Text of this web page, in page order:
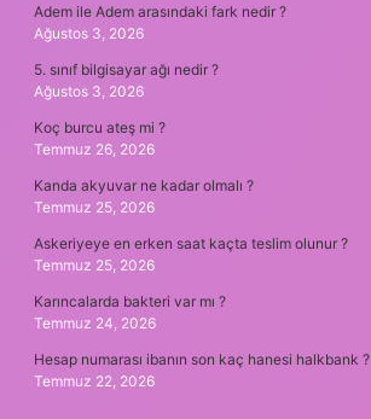
Adem ile Adem arasındaki fark nedir ?
Ağustos 3, 2026
5. sınıf bilgisayar ağı nedir ?
Ağustos 3, 2026
Koç burcu ateş mi ?
Temmuz 26, 2026
Kanda akyuvar ne kadar olmalı ?
Temmuz 25, 2026
Askeriyeye en erken saat kaçta teslim olunur ?
Temmuz 25, 2026
Karıncalarda bakteri var mı ?
Temmuz 24, 2026
Hesap numarası ibanın son kaç hanesi halkbank ?
Temmuz 22, 2026